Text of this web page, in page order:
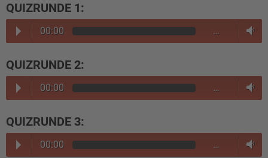
QUIZRUNDE 1:
00:00 …
QUIZRUNDE 2:
00:00 …
QUIZRUNDE 3:
00:00 …